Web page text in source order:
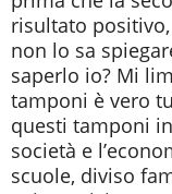
risultato
non lo sa
saperlo io? Mi
tamponi è vero
questi tamponi
società e
scuole, diviso